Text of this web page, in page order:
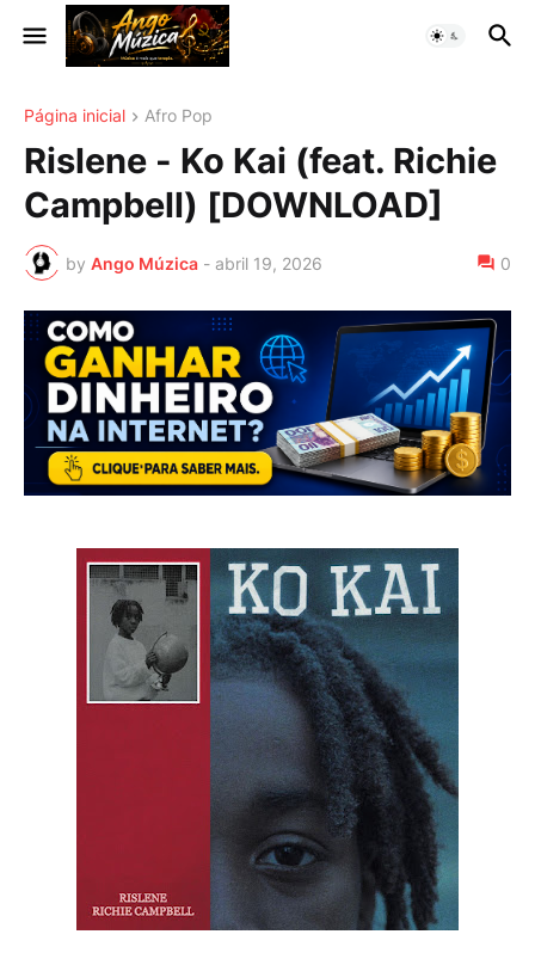
Página inicial Afro Pop
Rislene - Ko Kai (feat. Richie
Campbell) [DOWNLOAD]
by Ango Múzica - abril 19, 2026 0